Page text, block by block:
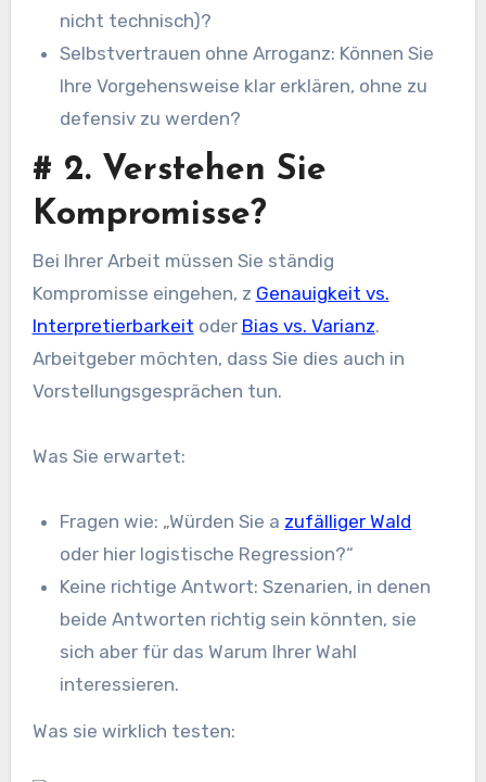
nicht technisch)?
Selbstvertrauen ohne Arroganz: Können Sie
Ihre Vorgehensweise klar erklären, ohne zu
defensiv zu werden?
# 2. Verstehen Sie
Kompromisse?
Bei Ihrer Arbeit müssen Sie ständig
Kompromisse eingehen, z Genauigkeit vs.
Interpretierbarkeit oder Bias vs. Varianz.
Arbeitgeber möchten, dass Sie dies auch in
Vorstellungsgesprächen tun.
Was Sie erwartet:
Fragen wie: „Würden Sie a zufälliger Wald
oder hier logistische Regression?“
Keine richtige Antwort: Szenarien, in denen
beide Antworten richtig sein könnten, sie
sich aber für das Warum Ihrer Wahl
interessieren.
Was sie wirklich testen: